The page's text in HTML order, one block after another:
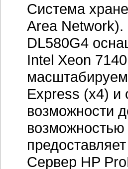
Система
Area Network).
DL580G4
Intel Xeon
Express (x4) и
возможности
Сервер HP